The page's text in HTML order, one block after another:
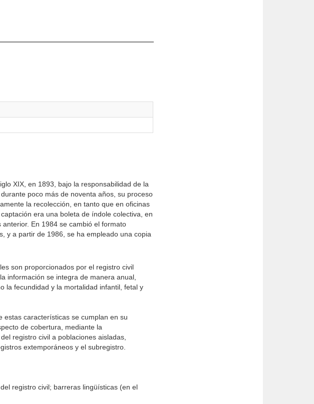
XIX, en 1893, bajo la responsabilidad de la
poco más de noventa años, su proceso
la recolección, en tanto que en oficinas
era una boleta de índole colectiva, en
En 1984 se cambió el formato
y a partir de 1986, se ha empleado una copia
son proporcionados por el registro civil
información se integra de manera anual,
la fecundidad y la mortalidad infantil, fetal y
estas características se cumplan en su
de cobertura, mediante la
registro civil a poblaciones aisladas,
extemporáneos y el subregistro.
registro civil; barreras lingüísticas (en el